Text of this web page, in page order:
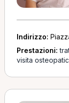
Indirizzo:
Prestazioni:
visita